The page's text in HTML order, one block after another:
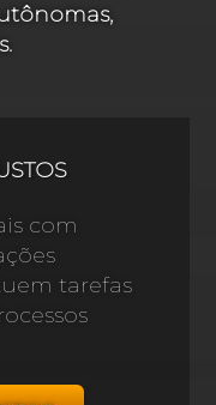
com
tarefas